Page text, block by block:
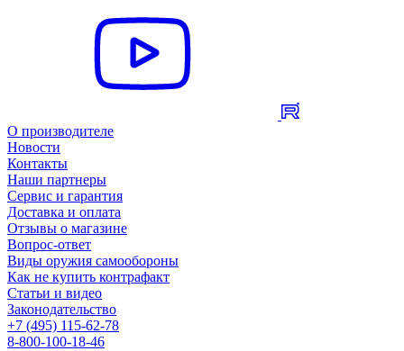
О производителе
Новости
Контакты
Наши партнеры
Сервис и гарантия
Доставка и оплата
Отзывы о магазине
Вопрос-ответ
Виды оружия самообороны
Как не купить контрафакт
Статьи и видео
Законодательство
+7 (495) 115-62-78
8-800-100-18-46